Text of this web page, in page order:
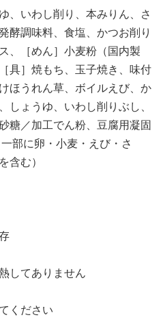
、いわし削り、本みりん、さ
酵調味料、食塩、かつお削り
、［めん］小麦粉（国内製
具］焼もち、玉子焼き、味付
ほうれん草、ボイルえび、か
しょうゆ、いわし削りぶし、
糖／加工でん粉、豆腐用凝固
部に卵・小麦・えび・さ
含む）
してありません
ください